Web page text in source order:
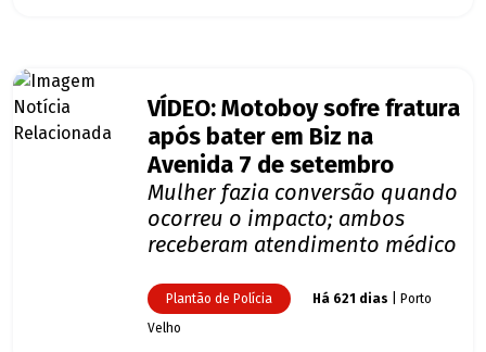
VÍDEO: Motoboy sofre fratura
após bater em Biz na
Avenida 7 de setembro
Mulher fazia conversão quando
ocorreu o impacto; ambos
receberam atendimento médico
Plantão de Polícia Há 621 dias | Porto
Velho